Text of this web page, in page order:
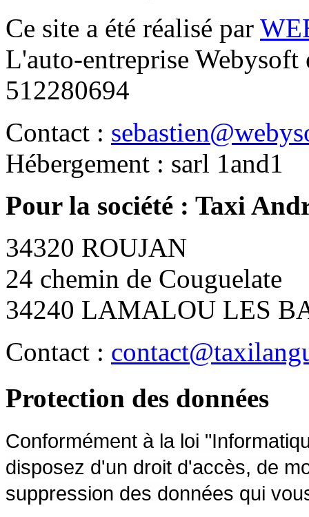
Ce site a été réalisé par
L'auto-entreprise
512280694
Contact :
Hébergement : sarl 1and1
Pour la société : Taxi
34320 ROUJAN
24 chemin de Couguelate
34240 LAMALOU LES
Contact :
Protection des données
Conformément à la loi
disposez d'un droit d'accès, de
suppression des données qui